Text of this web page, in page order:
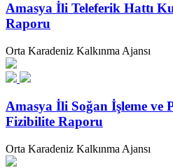
Amasya İli Teleferik Hattı
Raporu
Orta Karadeniz Kalkınma Ajansı
Amasya İli Soğan İşleme ve
Fizibilite Raporu
Orta Karadeniz Kalkınma Ajansı